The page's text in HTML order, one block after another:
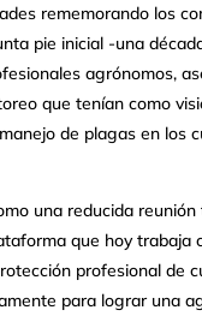
rememorando los
pie inicial -una
agrónomos,
que tenían como
de plagas en los
una reducida reunión
que hoy trabaja
profesional de
para lograr una